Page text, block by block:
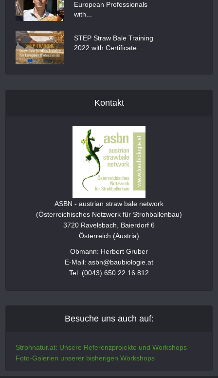
European Professionals
with...
STEP Straw Bale Training
2022 with Certificate...
Kontakt
ASBN - austrian straw bale network
(Österreichisches Netzwerk für Strohballenbau)
3720 Ravelsbach, Baierdorf 6
Österreich (Austria)
Obmann: Herbert Gruber
E-Mail: asbn@baubiologie.at
Tel. (0043) 650 22 16 812
Besuche uns auch auf:
Strohnatur.at: Unsere Referenzprojekte und Workshops
Foto-Galerien unserer bisherigen Workshops